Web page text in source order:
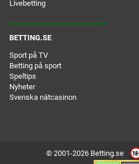
Livebetting
BETTING.SE
Sport på TV
Betting på sport
Speltips
Nyheter
Svenska nätcasinon
© 2001-2026 Betting.se